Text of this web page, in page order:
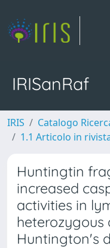
IRISanRaf
IRIS Catalogo
1.1 Articolo in
Huntingtin
increased
activities in
heterozygous
Huntington's